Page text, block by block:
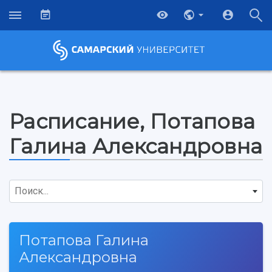
НАЗАД
Об университете
Новости
Образование
Научно-исследовательская деятельность
Расписание, Потапова
Галина Александровна
Поиск...
Потапова Галина
Александровна